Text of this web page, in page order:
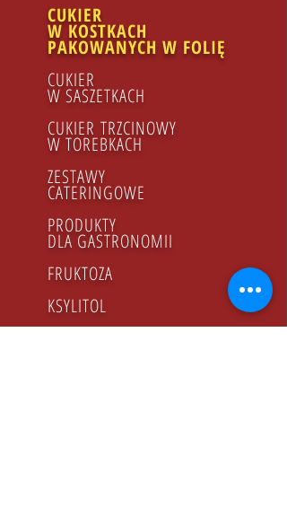
CUKIER
W KOSTKACH
PAKOWANYCH W FOLIĘ
CUKIER
W SASZETKACH
CUKIER TRZCINOWY
​W TOREBKACH
ZESTAWY
CATERINGOWE
PRODUKTY
DLA GASTRONOMII
FRUKTOZA
KSYLITOL